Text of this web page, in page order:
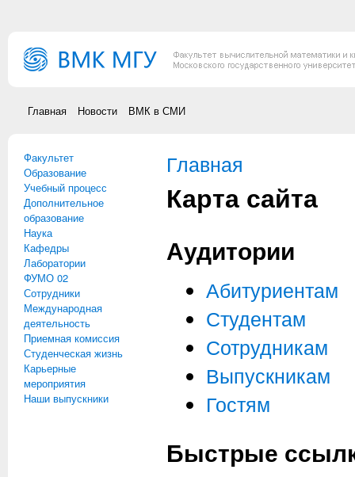
Главная Новости ВМК в СМИ
Факультет
Образование
Учебный процесс
Дополнительное
образование
Наука
Кафедры
Лаборатории
ФУМО 02
Сотрудники
Международная
деятельность
Приемная комиссия
Студенческая жизнь
Карьерные
мероприятия
Наши выпускники
Вы здесь
Главная
Карта сайта
Аудитории
Абитуриентам
Студентам
Сотрудникам
Выпускникам
Гостям
Быстрые